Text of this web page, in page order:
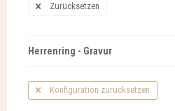
Zurücksetzen
Herrenring - Gravur
Konfiguration zurücksetzen